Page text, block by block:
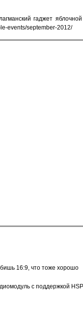
гаджет
events/september-2012/
16:9, что тоже хорошо
с поддержкой